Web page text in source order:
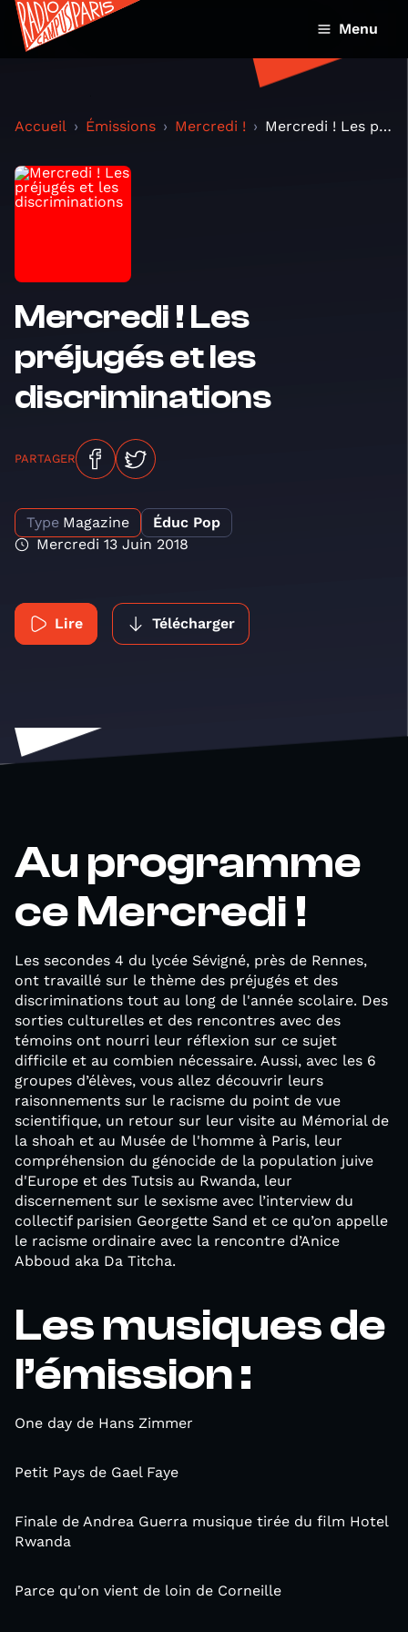
Menu
Accueil Émissions Mercredi ! Mercredi ! Les préjugés et les discriminations
Mercredi ! Les
préjugés et les
discriminations
PARTAGER
Type Magazine
Éduc Pop
Mercredi 13 Juin 2018
Lire Télécharger
Au programme
ce Mercredi !
Les secondes 4 du lycée Sévigné, près de Rennes,
ont travaillé sur le thème des préjugés et des
discriminations tout au long de l'année scolaire. Des
sorties culturelles et des rencontres avec des
témoins ont nourri leur réflexion sur ce sujet
difficile et au combien nécessaire. Aussi, avec les 6
groupes d’élèves, vous allez découvrir leurs
raisonnements sur le racisme du point de vue
scientifique, un retour sur leur visite au Mémorial de
la shoah et au Musée de l'homme à Paris, leur
compréhension du génocide de la population juive
d'Europe et des Tutsis au Rwanda, leur
discernement sur le sexisme avec l’interview du
collectif parisien Georgette Sand et ce qu’on appelle
le racisme ordinaire avec la rencontre d’Anice
Abboud aka Da Titcha.
Les musiques de
l’émission :
One day de Hans Zimmer
Petit Pays de Gael Faye
Finale de Andrea Guerra musique tirée du film Hotel
Rwanda
Parce qu'on vient de loin de Corneille